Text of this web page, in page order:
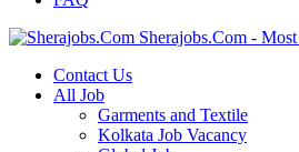
Sherajobs.Com -
Contact Us
All Job
Garments and Textile
Kolkata Job Vacancy